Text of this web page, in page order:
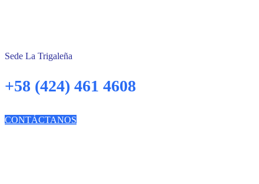
Sede La Trigaleña
+58 (424) 461 4608
CONTÁCTANOS